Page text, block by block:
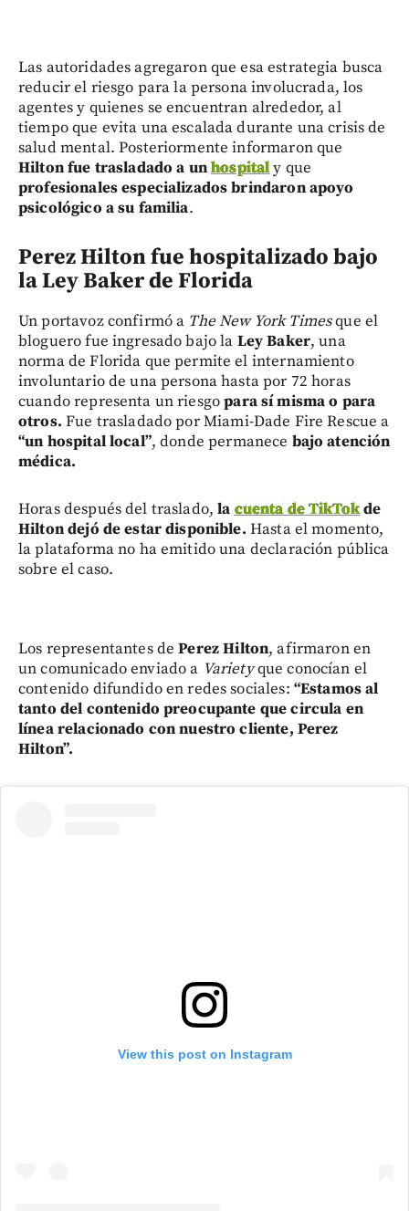
Las autoridades agregaron que esa estrategia busca
reducir el riesgo para la persona involucrada, los
agentes y quienes se encuentran alrededor, al
tiempo que evita una escalada durante una crisis de
salud mental. Posteriormente informaron que
Hilton fue trasladado a unhospitaly que
profesionales especializados brindaron apoyo
psicológico a su familia.
Perez Hilton fue hospitalizado bajo
la Ley Baker de Florida
Un portavoz confirmó a The New York Timesque el
bloguero fue ingresado bajo la Ley Baker, una
norma de Florida que permite el internamiento
involuntario de una persona hasta por 72 horas
cuando representa un riesgopara sí misma o para
otros. Fue trasladado por Miami-Dade Fire Rescue a
“un hospital local”, donde permanece bajo atención
médica.
Horas después del traslado,la cuenta de TikTokde
Hilton dejó de estar disponible. Hasta el momento,
la plataforma no ha emitido una declaración pública
sobre el caso.
Los representantes dePerez Hilton, afirmaron en
un comunicado enviado a Varietyque conocían el
contenido difundido en redes sociales: “Estamos al
tanto del contenido preocupante que circula en
línea relacionado con nuestro cliente, Perez
Hilton”.
View this post on Instagram